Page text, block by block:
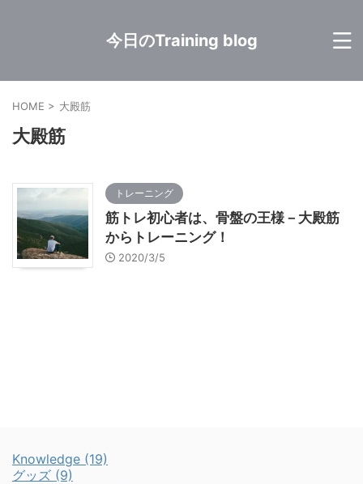
今日のTraining blog
HOME > 大殿筋
大殿筋
トレーニング
筋トレ初心者は、骨盤の王様－大殿筋
からトレーニング！
2020/3/5
Knowledge (19)
グッズ (9)